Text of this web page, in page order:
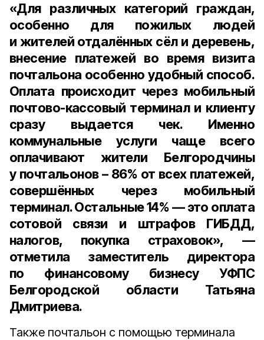
«Для различных категорий граждан,
особенно для пожилых людей
и жителей отдалённых сёл и деревень,
внесение платежей во время визита
почтальона особенно удобный способ.
Оплата происходит через мобильный
почтово-кассовый терминал и клиенту
сразу выдается чек. Именно
коммунальные услуги чаще всего
оплачивают жители Белгородчины
у почтальонов – 86% от всех платежей,
совершённых через мобильный
терминал. Остальные14%— это оплата
сотовой связи и штрафов ГИБДД,
налогов, покупка страховок», —
отметила заместитель директора
по финансовому бизнесу УФПС
Белгородской области Татьяна
Дмитриева.
Также почтальон с помощью терминала